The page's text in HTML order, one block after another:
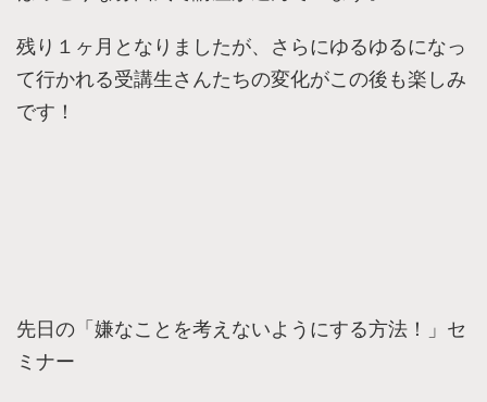
残り１ヶ月となりましたが、さらにゆるゆるになっ
て行かれる受講生さんたちの変化がこの後も楽しみ
です！
先日の「嫌なことを考えないようにする方法！」セ
ミナー